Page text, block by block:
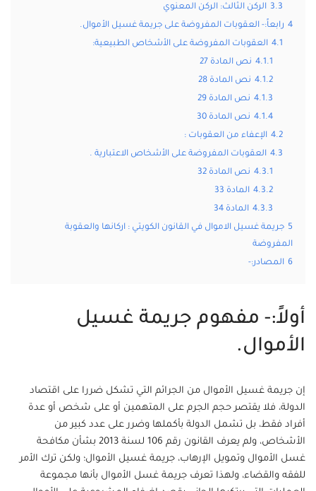
3.3 الركن الثالث: الركن المعنوي
4 رابعاً:- العقوبات المفروضة على جريمة غسيل الأموال.
4.1 العقوبات المفروضة على الأشخاص الطبيعية:
4.1.1 نص المادة 27
4.1.2 نص المادة 28
4.1.3 نص المادة 29
4.1.4 نص المادة 30
4.2 الإعفاء من العقوبات :
4.3 العقوبات المفروضة على الأشخاص الاعتبارية .
4.3.1 نص المادة 32
4.3.2 المادة 33
4.3.3 المادة 34
5 جريمة غسيل الاموال في القانون الكويتي : اركانها والعقوبة
المفروضة
6 المصادر:-
أولاً:- مفهوم جريمة غسيل
الأموال.
إن جريمة غسيل الأموال من الجرائم التي تشكل ضررا على اقتصاد
الدولة، فلا يقتصر حجم الجرم على المتهمين أو على شخص أو عدة
أفراد فقط، بل تشمل الدولة بأكملها وضرر على عدد كبير من
الأشخاص، ولم يعرف القانون رقم 106 لسنة 2013 بشأن مكافحة
غسل الأموال وتمويل الإرهاب، جريمة غسيل الأموال؛ ولكن ترك الأمر
للفقه والقضاء، ولهذا تعرف جريمة غسل الأموال بأنها مجموعة